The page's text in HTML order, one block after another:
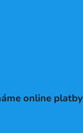
online platby